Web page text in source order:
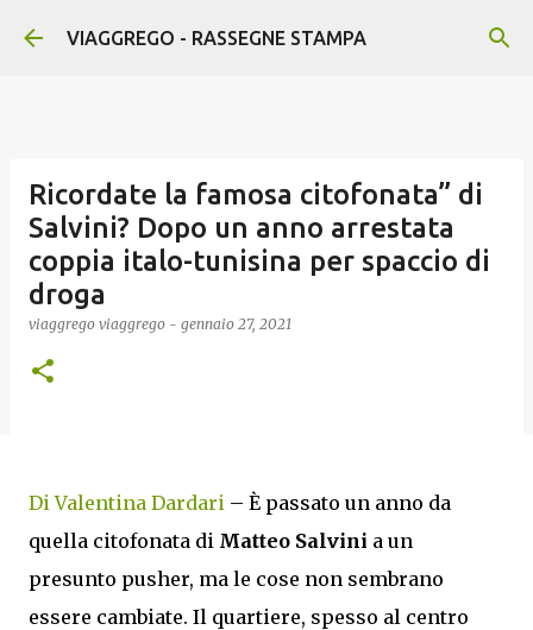
Passa ai contenuti principali
VIAGGREGO - RASSEGNE STAMPA
Ricordate la famosa citofonata” di
Salvini? Dopo un anno arrestata
coppia italo-tunisina per spaccio di
droga
viaggrego viaggrego - gennaio 27, 2021
Di Valentina Dardari – È passato un anno da
quella citofonata di Matteo Salvini a un
presunto pusher, ma le cose non sembrano
essere cambiate. Il quartiere, spesso al centro